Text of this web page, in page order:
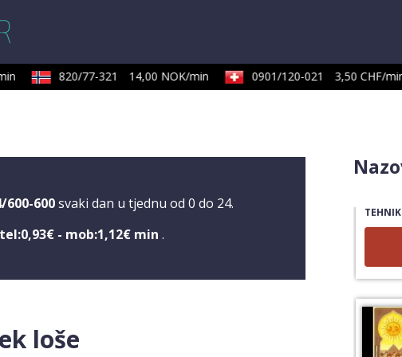
820/77-321 14,00 NOK/min 0901/120-021 3,50 CHF/min
600-600 svaki dan u tjednu od 0 do 24.
tel:0,93€ - mob:1,12€ min .
loše